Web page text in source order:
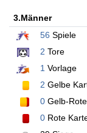
3.Männer
56 Spiele
2 Tore
1 Vorlage
2 Gelbe
0 Gelb-
0 Rote